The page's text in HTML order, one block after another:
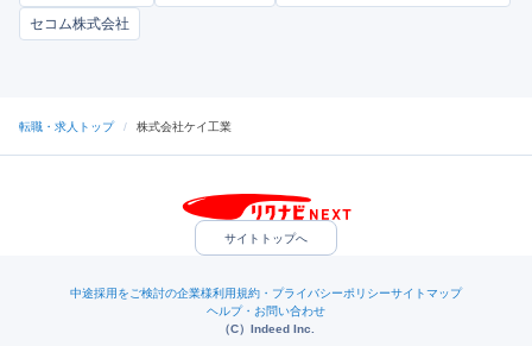
セコム株式会社
転職・求人トップ / 株式会社ケイ工業
サイトトップへ
中途採用をご検討の企業様利用規約・プライバシーポリシーサイトマップ
ヘルプ・お問い合わせ
（C）Indeed Inc.